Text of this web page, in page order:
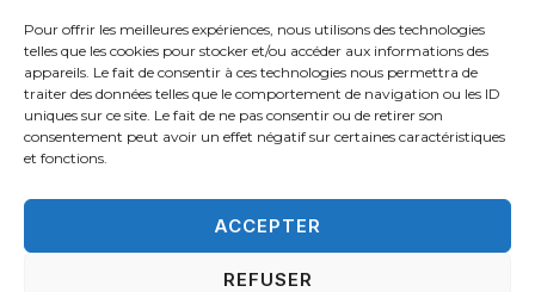
Pour offrir les meilleures expériences, nous utilisons des technologies
telles que les cookies pour stocker et/ou accéder aux informations des
appareils. Le fait de consentir à ces technologies nous permettra de
traiter des données telles que le comportement de navigation ou les ID
uniques sur ce site. Le fait de ne pas consentir ou de retirer son
consentement peut avoir un effet négatif sur certaines caractéristiques
et fonctions.
ACCEPTER
REFUSER